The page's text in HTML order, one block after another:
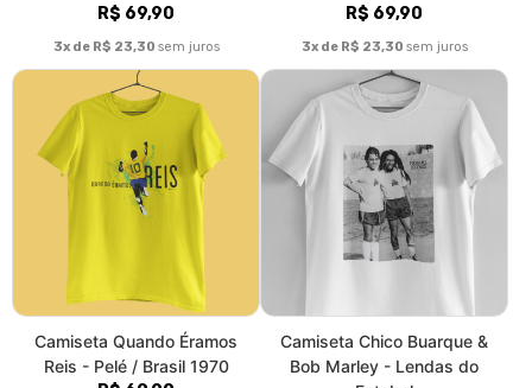
R$ 69,90
3x de R$ 23,30 sem juros
R$ 69,90
3x de R$ 23,30 sem juros
Camiseta Quando Éramos
Reis - Pelé / Brasil 1970
Camiseta Chico Buarque &
Bob Marley - Lendas do